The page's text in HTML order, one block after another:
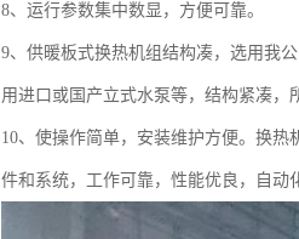
8、运行参数集中数显，方便可靠。
9、供暖板式换热机组结构凑，选用我
用进口或国产立式水泵等，结构紧凑，
10、使操作简单，安装维护方便。换
件和系统，工作可靠，性能优良，自动